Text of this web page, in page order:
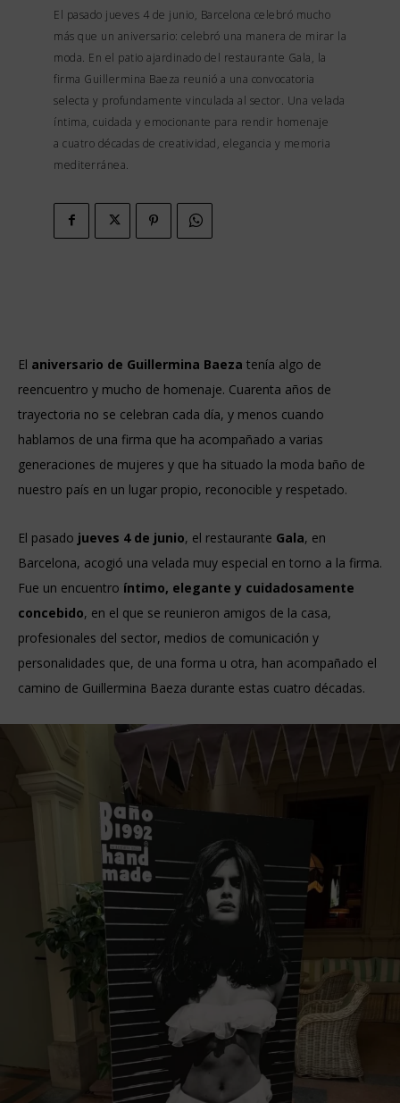
El pasado jueves 4 de junio, Barcelona celebró mucho
más que un aniversario: celebró una manera de mirar la
moda. En el patio ajardinado del restaurante Gala, la
firma Guillermina Baeza reunió a una convocatoria
selecta y profundamente vinculada al sector. Una velada
íntima, cuidada y emocionante para rendir homenaje
a cuatro décadas de creatividad, elegancia y memoria
mediterránea.
El aniversario de Guillermina Baeza tenía algo de
reencuentro y mucho de homenaje. Cuarenta años de
trayectoria no se celebran cada día, y menos cuando
hablamos de una firma que ha acompañado a varias
generaciones de mujeres y que ha situado la moda baño de
nuestro país en un lugar propio, reconocible y respetado.
El pasado jueves 4 de junio, el restaurante Gala, en
Barcelona, acogió una velada muy especial en torno a la firma.
Fue un encuentro íntimo, elegante y cuidadosamente
concebido, en el que se reunieron amigos de la casa,
profesionales del sector, medios de comunicación y
personalidades que, de una forma u otra, han acompañado el
camino de Guillermina Baeza durante estas cuatro décadas.